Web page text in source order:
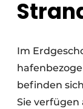
Im
befinden
Sie verfügen